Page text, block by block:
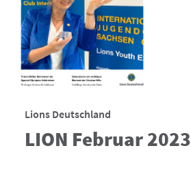
Lions Deutschland
LION Februar 2023